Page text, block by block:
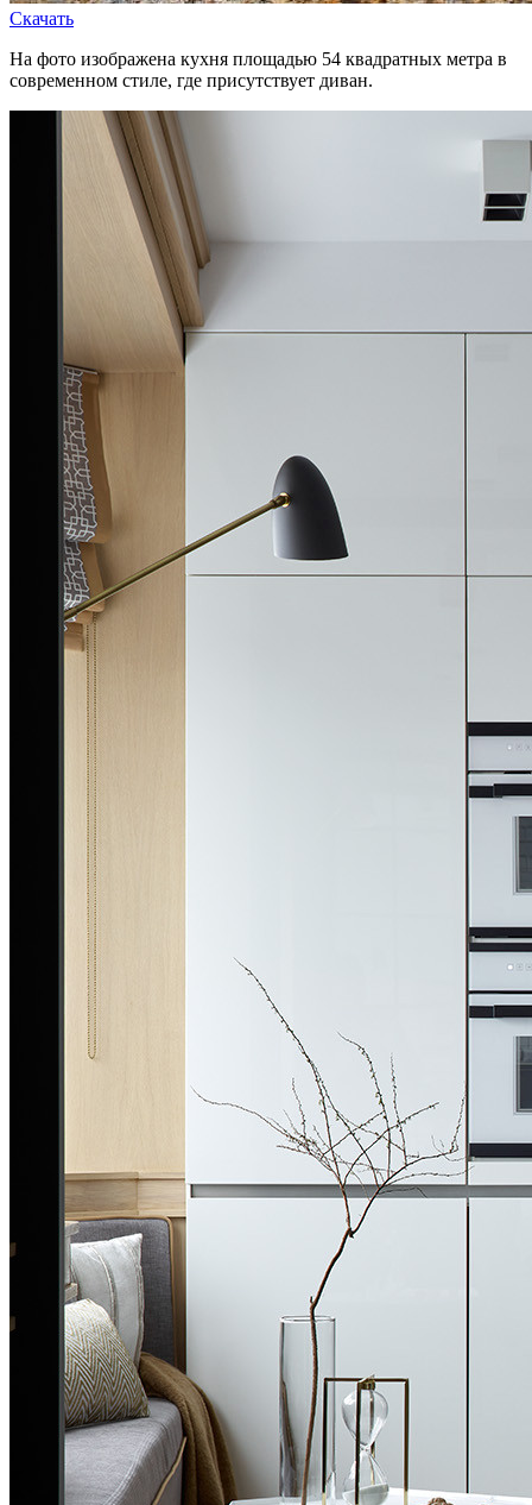
Скачать
На фото изображена кухня площадью 54 квадратных метра в
современном стиле, где присутствует диван.